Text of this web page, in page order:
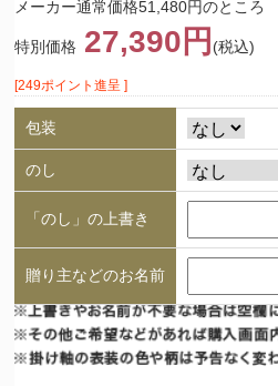
メーカー通常価格51,480円のところ
特別価格 27,390円 (税込)
[249ポイント進呈 ]
包装
のし
「のし」の上書き
贈り主などのお名前